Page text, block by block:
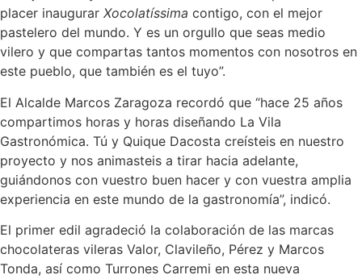
placer inaugurar Xocolatíssima contigo, con el mejor
pastelero del mundo. Y es un orgullo que seas medio
vilero y que compartas tantos momentos con nosotros en
este pueblo, que también es el tuyo”.
El Alcalde Marcos Zaragoza recordó que “hace 25 años
compartimos horas y horas diseñando La Vila
Gastronómica. Tú y Quique Dacosta creísteis en nuestro
proyecto y nos animasteis a tirar hacia adelante,
guiándonos con vuestro buen hacer y con vuestra amplia
experiencia en este mundo de la gastronomía”, indicó.
El primer edil agradeció la colaboración de las marcas
chocolateras vileras Valor, Clavileño, Pérez y Marcos
Tonda, así como Turrones Carremi en esta nueva